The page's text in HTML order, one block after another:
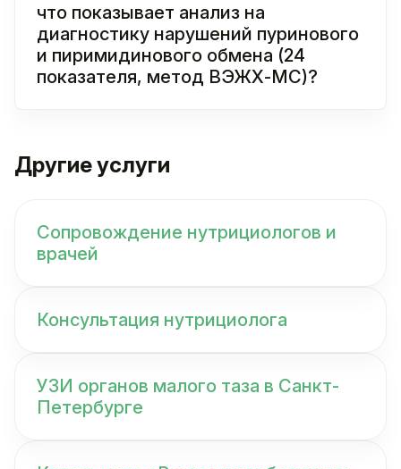
что показывает анализ на
диагностику нарушений пуринового
и пиримидинового обмена (24
показателя, метод ВЭЖХ-МС)?
Другие услуги
Сопровождение нутрициологов и
врачей
Консультация нутрициолога
УЗИ органов малого таза в Санкт-
Петербурге